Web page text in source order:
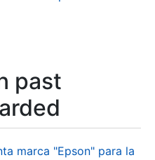
past
marca "Epson" para la